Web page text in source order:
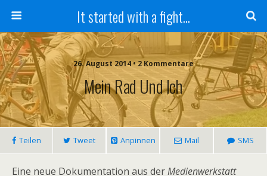
It started with a fight...
26. August 2014 • 2 Kommentare
Mein Rad Und Ich
Teilen Tweet Anpinnen Mail SMS
Eine neue Dokumentation aus derMedienwerkstatt